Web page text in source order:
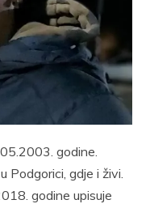
godine.
Podgorici, gdje i živi.
godine upisuje